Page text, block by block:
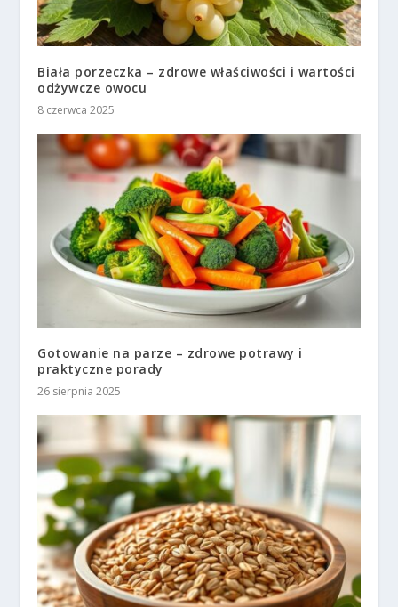
Biała porzeczka – zdrowe właściwości i wartości
odżywcze owocu
8 czerwca 2025
Gotowanie na parze – zdrowe potrawy i
praktyczne porady
26 sierpnia 2025